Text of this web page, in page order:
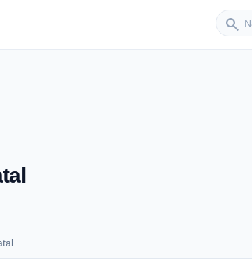
search
Sender